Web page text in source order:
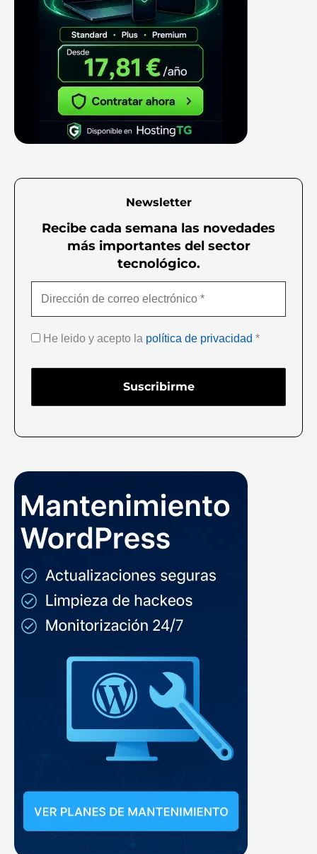
Newsletter
Recibe cada semana las novedades
más importantes del sector
tecnológico.
He leido y acepto la política de privacidad *